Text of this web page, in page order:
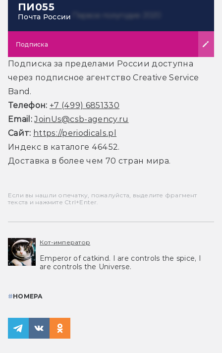
ПИ055
Почта России
Подписка
Подписка за пределами России доступна
через подписное агентство Creative Service
Band.
Телефон: +7 (499) 6851330
Email: JoinUs@csb-agency.ru
Сайт: https://periodicals.pl
Индекс в каталоге 46452.
Доставка в более чем 70 стран мира.
Если вы нашли опечатку, пожалуйста, выделите фрагмент
текста и нажмите Ctrl+Enter.
Кот-император
Emperor of catkind. I are controls the spice, I
are controls the Universe.
#НОМЕРА